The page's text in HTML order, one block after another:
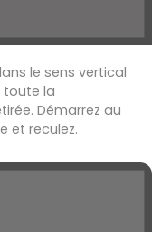
le sens vertical
toute la
Démarrez au
et reculez.